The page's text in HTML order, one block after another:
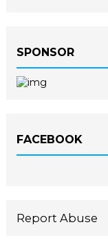
SPONSOR
FACEBOOK
Report Abuse